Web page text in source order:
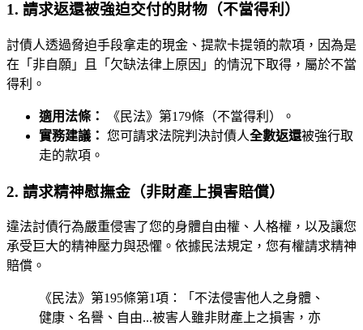
1. 請求返還被強迫交付的財物（不當得利）
討債人透過脅迫手段拿走的現金、提款卡提領的款項，因為是
在「非自願」且「欠缺法律上原因」的情況下取得，屬於不當
得利。
適用法條：
《民法》第179條（不當得利）。
實務建議： 您可請求法院判決討債人全數返還被強行取
走的款項。
2. 請求精神慰撫金（非財產上損害賠償）
違法討債行為嚴重侵害了您的身體自由權、人格權，以及讓您
承受巨大的精神壓力與恐懼。依據民法規定，您有權請求精神
賠償。
《民法》第195條第1項：「不法侵害他人之身體、
健康、名譽、自由...被害人雖非財產上之損害，亦